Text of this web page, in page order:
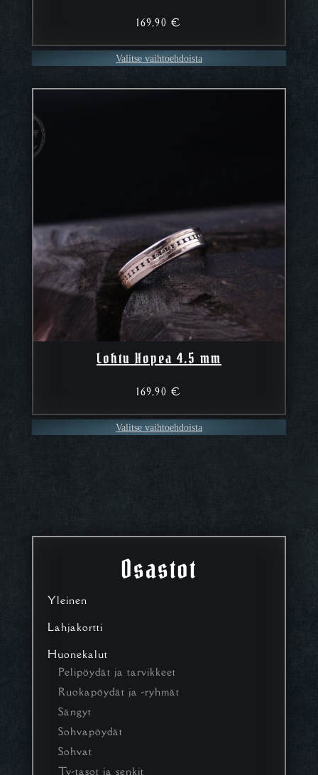
Osastot
Yleinen
Lahjakortti
Huonekalut
Pelipöydät ja tarvikkeet
Ruokapöydät ja -ryhmät
Sängyt
Sohvapöydät
Sohvat
Tv-tasot ja senkit
169,90 €
Valitse vaihtoehdoista
Lohtu Hopea 4.5 mm
169,90 €
Valitse vaihtoehdoista